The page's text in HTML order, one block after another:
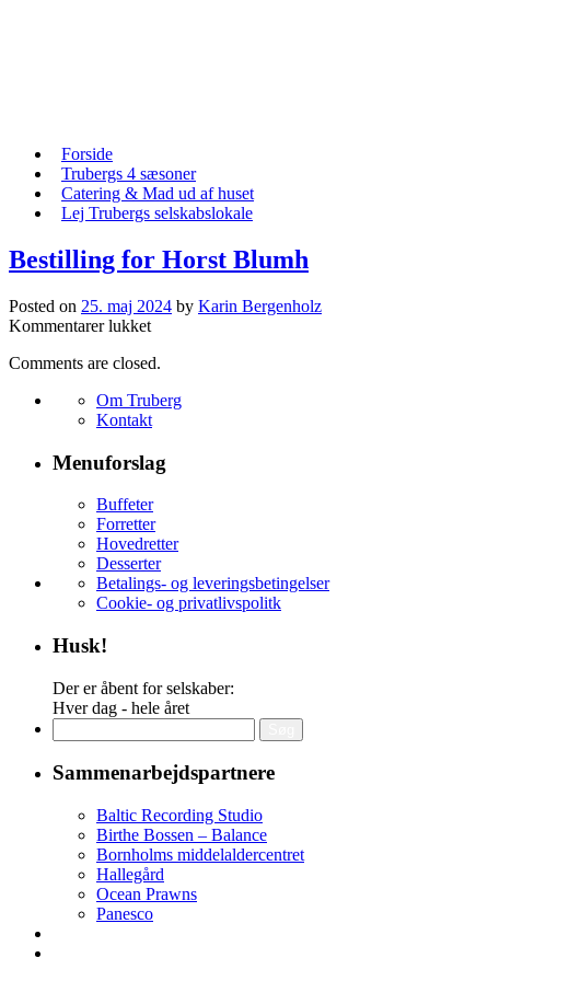
Skip
content
Forside
Trubergs 4 sæsoner
Catering & Mad ud af huset
Lej Trubergs selskabslokale
Bestilling for Horst Blumh
Posted on 25. maj 2024 by Karin Bergenholz
Kommentarer lukkettil
for
Blumh
Comments are closed.
Om Truberg
Kontakt
Menuforslag
Buffeter
Forretter
Hovedretter
Desserter
Betalings- og leveringsbetingelser
Cookie- og privatlivspolitk
Husk!
Der er åbent for selskaber:
Hver dag - hele året
efter:
Sammenarbejdspartnere
Baltic Recording Studio
Birthe Bossen – Balance
Bornholms middelaldercentret
Hallegård
Ocean Prawns
Panesco